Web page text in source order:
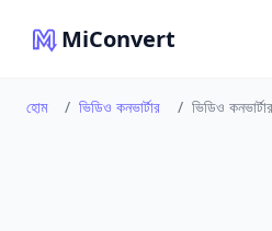
MiConvert
হোম / ভিডিও কনভার্টার / ভিডিও